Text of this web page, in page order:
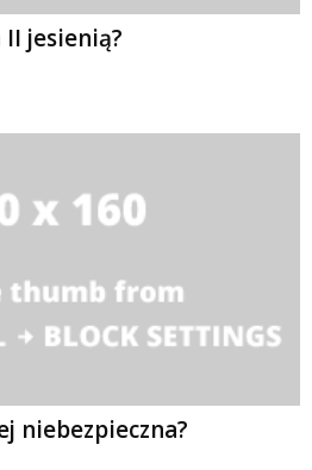
II jesienią?
niebezpieczna?